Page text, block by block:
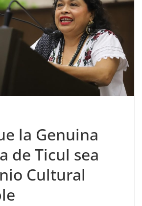
la Genuina
de Ticul sea
Cultural